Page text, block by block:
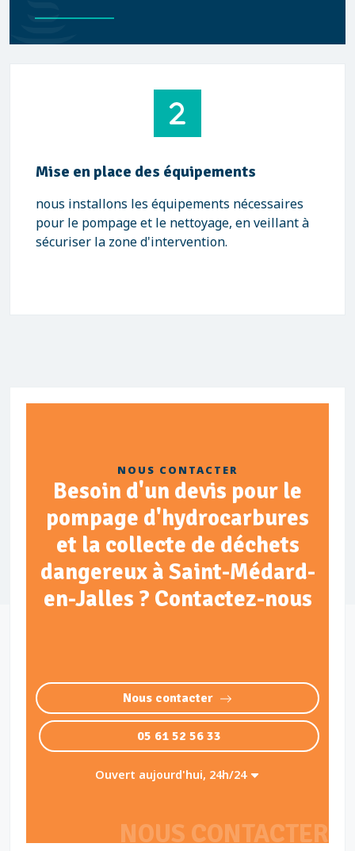
Mise en place des équipements
nous installons les équipements nécessaires
pour le pompage et le nettoyage, en veillant à
sécuriser la zone d'intervention.
NOUS CONTACTER
NOUS CONTACTER
Besoin d'un devis pour le
pompage d'hydrocarbures
et la collecte de déchets
dangereux à Saint-Médard-
en-Jalles ? Contactez-nous
Nous contacter
05 61 52 56 33
Ouvert aujourd'hui, 24h/24